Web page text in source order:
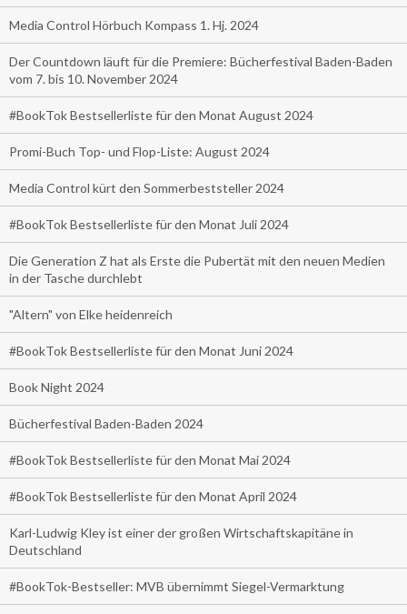
Media Control Hörbuch Kompass 1. Hj. 2024
Der Countdown läuft für die Premiere: Bücherfestival Baden-Baden
vom 7. bis 10. November 2024
#BookTok Bestsellerliste für den Monat August 2024
Promi-Buch Top- und Flop-Liste: August 2024
Media Control kürt den Sommerbeststeller 2024
#BookTok Bestsellerliste für den Monat Juli 2024
Die Generation Z hat als Erste die Pubertät mit den neuen Medien
in der Tasche durchlebt
"Altern" von Elke heidenreich
#BookTok Bestsellerliste für den Monat Juni 2024
Book Night 2024
Bücherfestival Baden-Baden 2024
#BookTok Bestsellerliste für den Monat Mai 2024
#BookTok Bestsellerliste für den Monat April 2024
Karl-Ludwig Kley ist einer der großen Wirtschaftskapitäne in
Deutschland
#BookTok-Bestseller: MVB übernimmt Siegel-Vermarktung